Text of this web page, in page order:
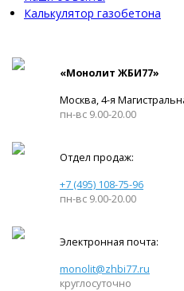
Калькулятор газобетона
«Монолит ЖБИ77»
Москва, 4-я
пн-вс 9.00-20.00
Отдел продаж:
+7 (495) 108-75-96
пн-вс 9.00-20.00
Электронная почта:
monolit@zhbi77.ru
круглосуточно